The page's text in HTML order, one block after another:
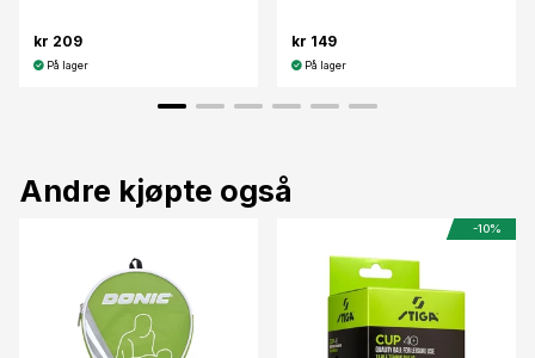
kr 209
På lager
kr 149
På lager
Andre kjøpte også
-10%